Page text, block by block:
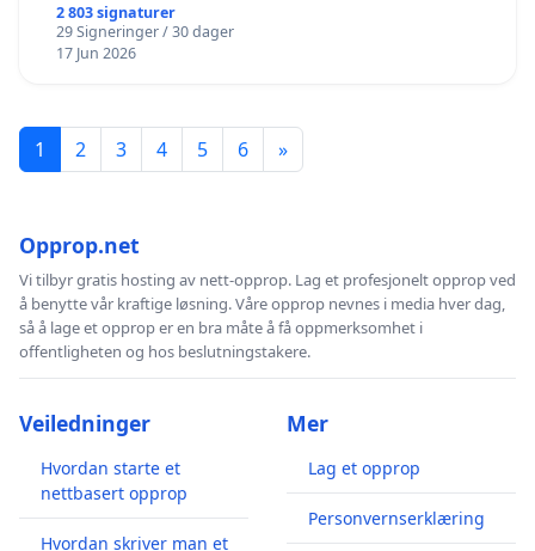
2 803 signaturer
29 Signeringer / 30 dager
17 Jun 2026
1 2 3 4 5 6 »
Opprop.net
Vi tilbyr gratis hosting av nett-opprop. Lag et profesjonelt opprop ved
å benytte vår kraftige løsning. Våre opprop nevnes i media hver dag,
så å lage et opprop er en bra måte å få oppmerksomhet i
offentligheten og hos beslutningstakere.
Veiledninger
Hvordan starte et
nettbasert opprop
Hvordan skriver man et
Mer
Lag et opprop
Personvernserklæring